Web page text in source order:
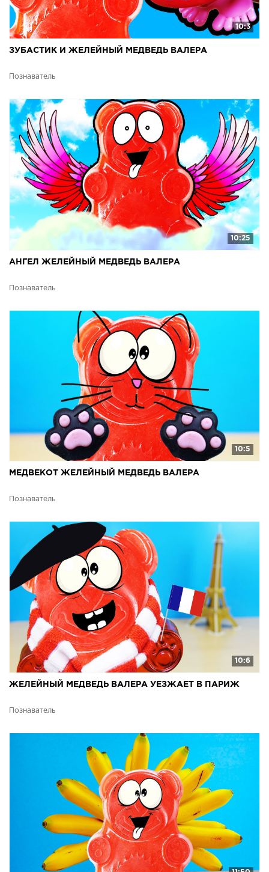
10:3
ЗУБАСТИК И ЖЕЛЕЙНЫЙ МЕДВЕДЬ ВАЛЕРА
Познаватель
10:25
АНГЕЛ ЖЕЛЕЙНЫЙ МЕДВЕДЬ ВАЛЕРА
Познаватель
10:5
МЕДВЕКОТ ЖЕЛЕЙНЫЙ МЕДВЕДЬ ВАЛЕРА
Познаватель
10:6
ЖЕЛЕЙНЫЙ МЕДВЕДЬ ВАЛЕРА УЕЗЖАЕТ В ПАРИЖ
Познаватель